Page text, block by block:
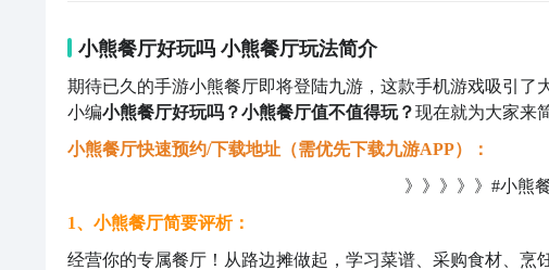
小熊餐厅好玩吗 小熊餐厅玩法简介
期待已久的手游小熊餐厅即将登陆九游，这款手机游戏吸引
小编小熊餐厅好玩吗？小熊餐厅值不值得玩？现在就为大家来
小熊餐厅快速预约/下载地址（需优先下载九游APP）：
》》》》》#小熊
1、小熊餐厅简要评析：
经营你的专属餐厅！从路边摊做起，学习菜谱、采购食材、